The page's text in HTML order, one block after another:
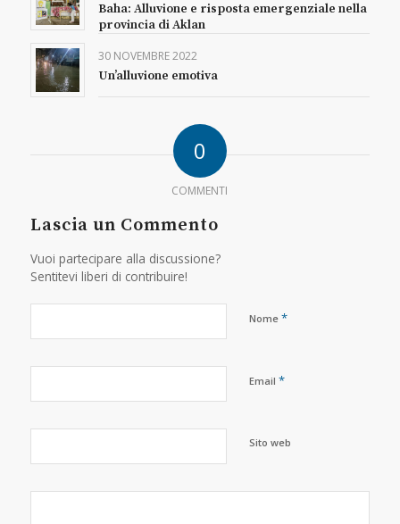
Baha: Alluvione e risposta emergenziale nella
provincia di Aklan
30 NOVEMBRE 2022
Un’alluvione emotiva
0
COMMENTI
Lascia un Commento
Vuoi partecipare alla discussione?
Sentitevi liberi di contribuire!
Nome *
Email *
Sito web